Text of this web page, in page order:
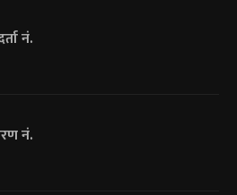
नं.
नं.